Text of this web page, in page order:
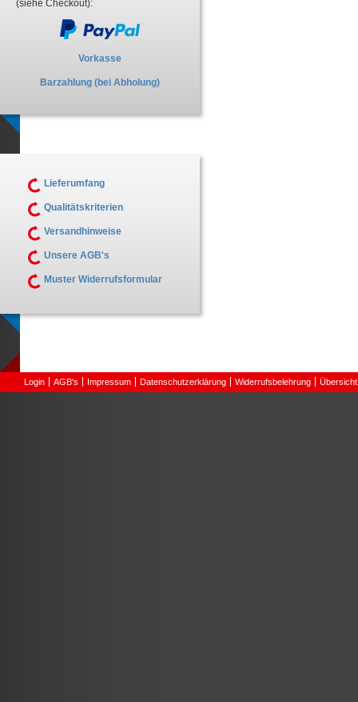
(siehe Checkout):
Vorkasse
Barzahlung (bei Abholung)
Lieferumfang
Qualitätskriterien
Versandhinweise
Unsere AGB's
Muster Widerrufsformular
Login AGB's Impressum Datenschutzerklärung Widerrufsbelehrung